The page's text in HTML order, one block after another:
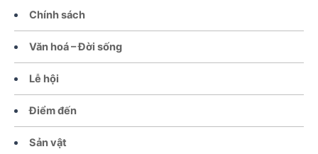
Chính sách
Văn hoá – Đời sống
Lễ hội
Điểm đến
Sản vật